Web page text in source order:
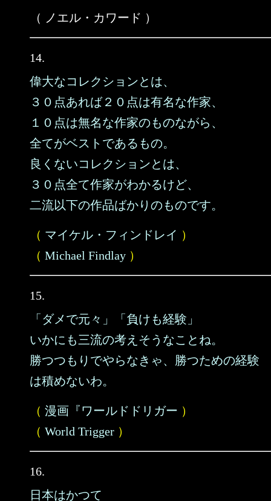
（ ノエル・カワード ）
14.
偉大なコレクションとは、
３０点あれば２０点は有名な作家、
１０点は無名な作家のものながら、
全てがベストであるもの。
良くないコレクションとは、
３０点全て作家がわかるけど、
二流以下の作品ばかりのものです。
（ マイケル・フィンドレイ ）
（ Michael Findlay ）
15.
「ダメで元々」「負けも経験」
いかにも三流の考えそうなことね。
勝つつもりでやらなきゃ、勝つための経験
は積めないわ。
（ 漫画『ワールドドリガー ）
（ World Trigger ）
16.
日本はかつて